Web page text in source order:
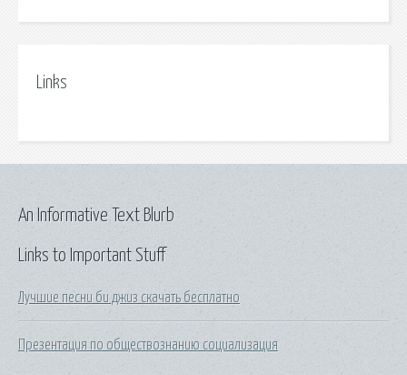
Links
Links to Important Stuff
Лучшие песни би джиз скачать бесплатно
Презентация по обществознанию социализация
An Informative Text Blurb